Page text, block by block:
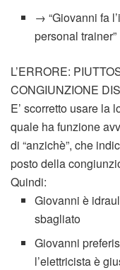
→ “Giovanni fa
personal trainer”
L’ERRORE:
CONGIUNZIONE
E’ scorretto usare la
quale ha funzione
di “anzichè”, che
posto della
Quindi:
Giovanni è
sbagliato
Giovanni
l’elettricista è